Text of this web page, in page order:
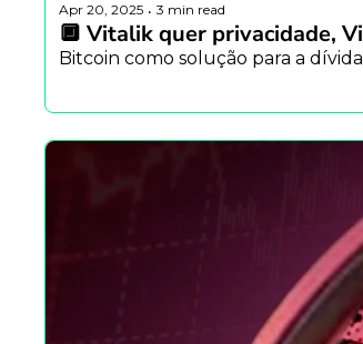
Apr 20, 2025 • 3 min read
🔲 Vitalik quer privacidade,
Bitcoin como solução para a